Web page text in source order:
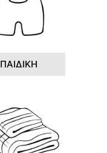
ΠΑΙΔΙΚΗ